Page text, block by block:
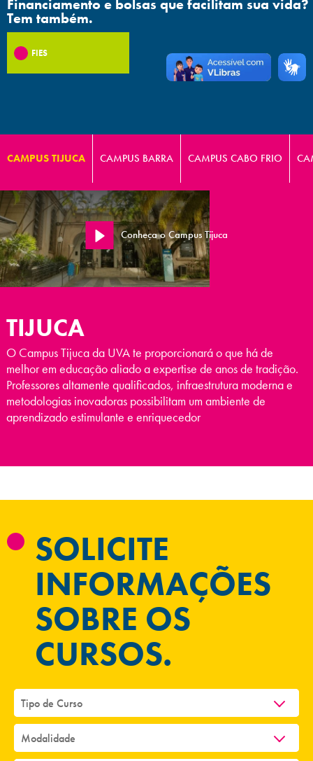
Financiamento e bolsas que facilitam sua vida?
Tem também.
FIES
Conheça o Campus Tijuca
CAMPUS TIJUCA CAMPUS BARRA CAMPUS CABO FRIO
TIJUCA
O Campus Tijuca da UVA te proporcionará o que há de
melhor em educação aliado a expertise de anos de tradição.
Professores altamente qualificados, infraestrutura moderna e
metodologias inovadoras possibilitam um ambiente de
aprendizado estimulante e enriquecedor
SOLICITE
INFORMAÇÕES
SOBRE OS
CURSOS.